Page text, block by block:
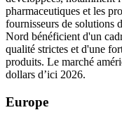
pharmaceutiques et les
fournisseurs de solutions
Nord bénéficient d'un
qualité strictes et d'une
produits. Le marché
dollars d’ici 2026.
Europe